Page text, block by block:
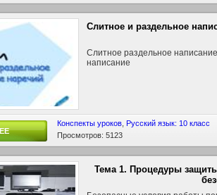
Слитное и раздельное
Слитное раздельное
написание
Конспекты уроков Русский язык: 10 класс
Просмотров: 5123
Тема 1. Процедуры